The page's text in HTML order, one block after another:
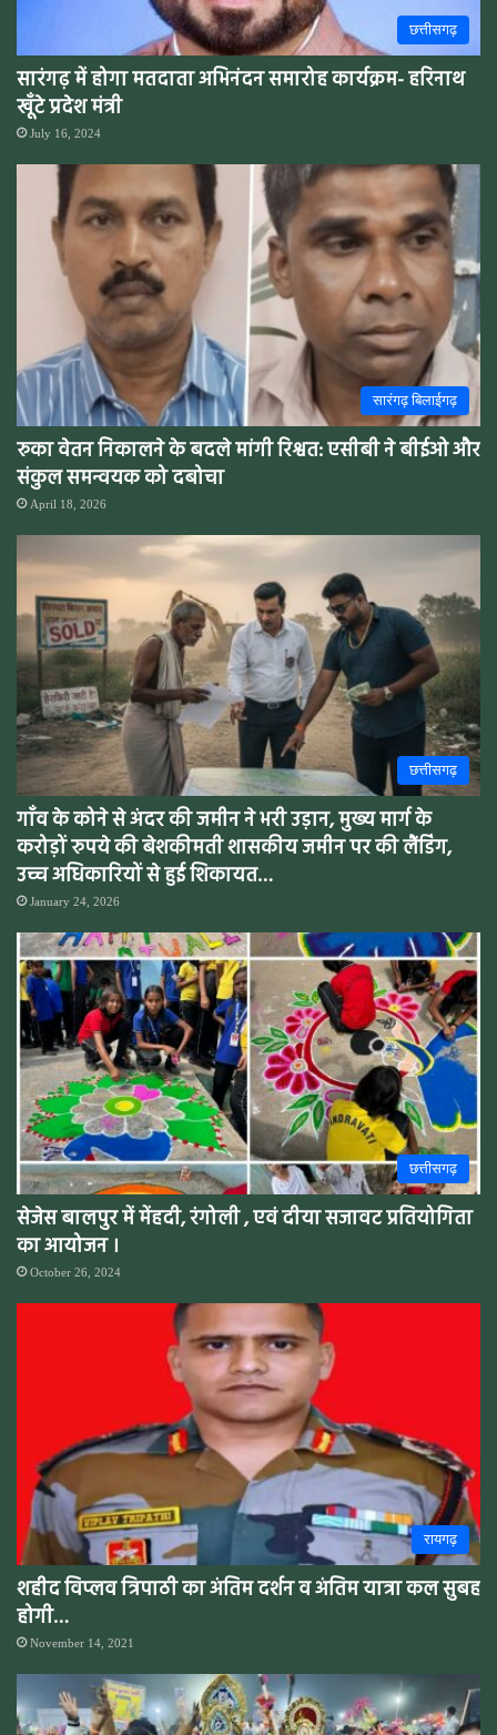
छत्तीसगढ़
सारंगढ़ में होगा मतदाता अभिनंदन समारोह कार्यक्रम- हरिनाथ
खूँटे प्रदेश मंत्री
July 16, 2024
सारंगढ़ बिलाईगढ़
रुका वेतन निकालने के बदले मांगी रिश्वत: एसीबी ने बीईओ और
संकुल समन्वयक को दबोचा
April 18, 2026
छत्तीसगढ़
गाँव के कोने से अंदर की जमीन ने भरी उड़ान, मुख्य मार्ग के
करोड़ों रुपये की बेशकीमती शासकीय जमीन पर की लैंडिंग,
उच्च अधिकारियों से हुई शिकायत…
January 24, 2026
छत्तीसगढ़
सेजेस बालपुर में मेंहदी, रंगोली , एवं दीया सजावट प्रतियोगिता
का आयोजन ।
October 26, 2024
रायगढ़
शहीद विप्लव त्रिपाठी का अंतिम दर्शन व अंतिम यात्रा कल सुबह
होगी…
November 14, 2021